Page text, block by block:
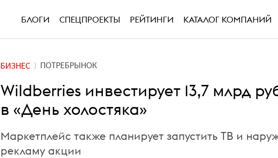
БЛОГИ СПЕЦПРОЕКТЫ РЕЙТИНГИ КАТАЛОГ КОМПАНИЙ
БИЗНЕС ПОТРЕБРЫНОК
Wildberries инвестирует 13,7 млрд
в «День холостяка»
Маркетплейс также планирует запустить ТВ и
рекламу акции